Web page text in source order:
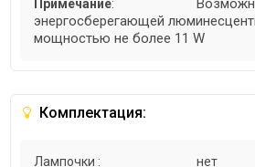
Примечание:
энергосберегающей
мощностью не более 11 W
Комплектация:
Лампочки : нет